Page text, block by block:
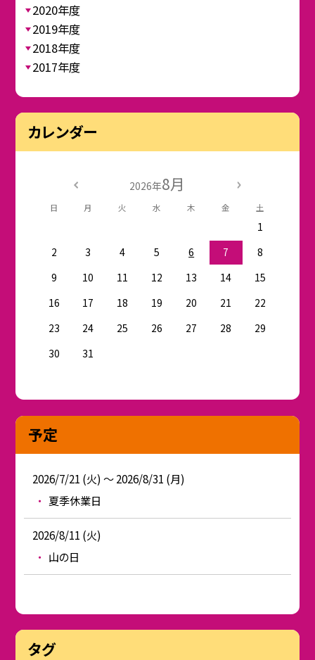
2020年度
2019年度
2018年度
2017年度
カレンダー
2026年8月
日 月 火 水 木 金 土
1
2
3 4 5 6 7
8
9
10 11 12 13 14
15
16
17 18 19 20 21
22
23
24 25 26 27 28
29
30
31
予定
2026/7/21 (火) ～ 2026/8/31 (月)
夏季休業日
2026/8/11 (火)
山の日
タグ